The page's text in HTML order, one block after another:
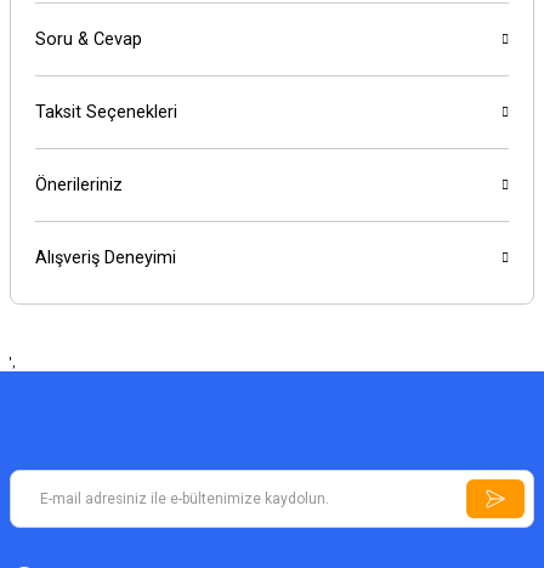
Soru & Cevap
Taksit Seçenekleri
Önerileriniz
Alışveriş Deneyimi
',